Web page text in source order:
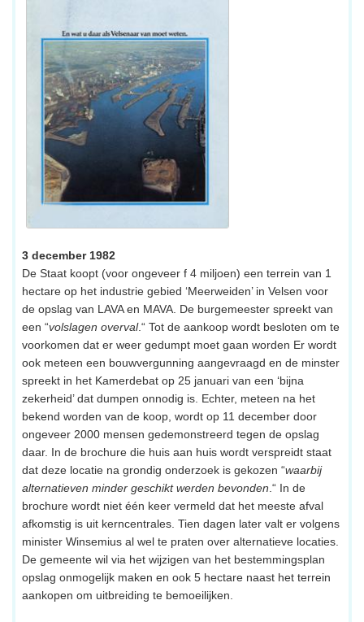
3 december 1982
De Staat koopt (voor ongeveer f 4 miljoen) een terrein van 1
hectare op het industrie gebied ‘Meerweiden’ in Velsen voor
de opslag van LAVA en MAVA. De burgemeester spreekt van
een “volslagen overval.“ Tot de aankoop wordt besloten om te
voorkomen dat er weer gedumpt moet gaan worden Er wordt
ook meteen een bouwvergunning aangevraagd en de minster
spreekt in het Kamerdebat op 25 januari van een ‘bijna
zekerheid’ dat dumpen onnodig is. Echter, meteen na het
bekend worden van de koop, wordt op 11 december door
ongeveer 2000 mensen gedemonstreerd tegen de opslag
daar. In de brochure die huis aan huis wordt verspreidt staat
dat deze locatie na grondig onderzoek is gekozen “waarbij
alternatieven minder geschikt werden bevonden .“ In de
brochure wordt niet één keer vermeld dat het meeste afval
afkomstig is uit kerncentrales. Tien dagen later valt er volgens
minister Winsemius al wel te praten over alternatieve locaties.
De gemeente wil via het wijzigen van het bestemmingsplan
opslag onmogelijk maken en ook 5 hectare naast het terrein
aankopen om uitbreiding te bemoeilijken.